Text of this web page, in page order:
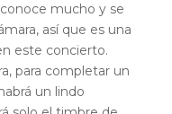
mucho y se
así que es una
este concierto.
para completar un
un lindo